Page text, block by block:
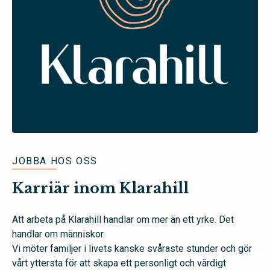
JOBBA HOS OSS
Karriär inom Klarahill
Att arbeta på Klarahill handlar om mer än ett yrke. Det
handlar om människor.
Vi möter familjer i livets kanske svåraste stunder och gör
vårt yttersta för att skapa ett personligt och värdigt